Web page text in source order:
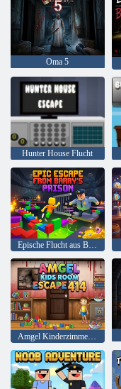
Oma 5
Hunter House Flucht
Epische Flucht aus Barrys Gefängnis